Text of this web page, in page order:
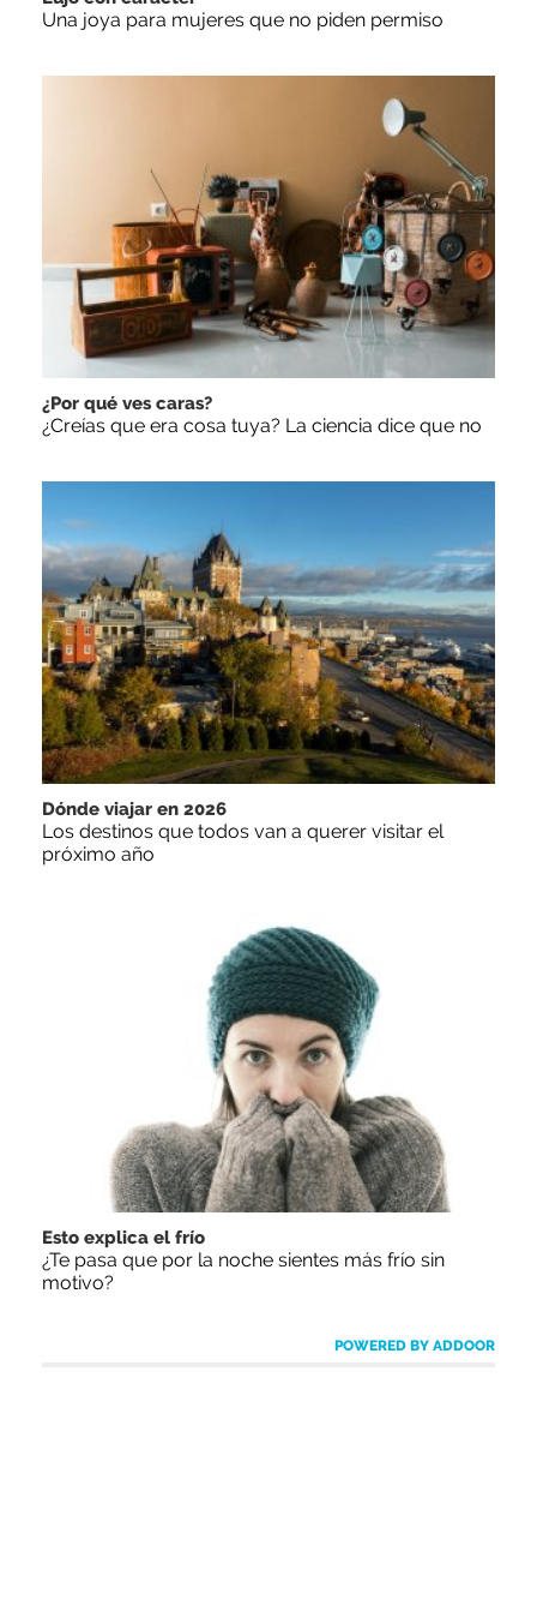
Una joya para mujeres que no piden permiso
¿Por qué ves caras?
¿Creías que era cosa tuya? La ciencia dice que no
Dónde viajar en 2026
Los destinos que todos van a querer visitar el
próximo año
Esto explica el frío
¿Te pasa que por la noche sientes más frío sin
motivo?
POWERED BY ADDOOR